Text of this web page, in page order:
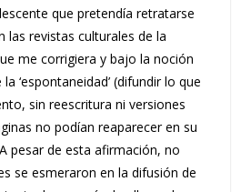
que pretendía retratarse
las revistas culturales de la
me corrigiera y bajo la noción
‘espontaneidad’ (difundir lo que
sin reescritura ni versiones
no podían reaparecer en su
pesar de esta afirmación, no
se esmeraron en la difusión de